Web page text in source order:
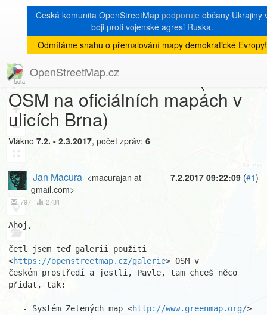
Česká komunita OpenStreetMap podporujeobčany Ukrajiny
boji proti vojenské agresi Ruska.
Odmítáme snahu o přemalování mapy demokratické Evropy!
OpenStreetMap.cz
8
+
−
« zpět na výpis měsíce|
[Talk-cz]
Galerie užití OSM v ČR (Was:
OSM na oficiálních mapách v
ulicích Brna)
Vlákno 7.2. - 2.3.2017, počet zpráv: 6
7.2.2017 09:22:09 (#1)
Jan Macura <macurajan at
gmail.com>
797 2731
Ahoj,
četl jsem teď galerii použití
<https://openstreetmap.cz/galerie> OSM v
českém prostředí a jestli, Pavle, tam chceš něco
přidat, tak:
   - Systém Zelených map <
http://www.greenmap.org/>